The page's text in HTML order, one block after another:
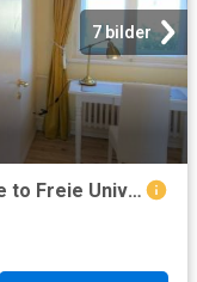
7 bilder
Lovely 2 bedroom apartment close to Freie Universität